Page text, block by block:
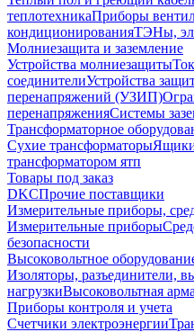
теплотехникаПриборы
кондиционированияТЭНы,
Молниезащита и заземление
Устройства молниезащиты
соединителиУстройства
перенапряжений (УЗИП)
перенапряженияСистемы
Трансформаторное
Сухие трансформаторы
трансформатором ятп
Товары под заказ
DKCПрочие поставщики
Измерительные приборы,
Измерительные приборы
безопасности
Высоковольтное
Изоляторы, разъединители,
нагрузкиВысоковольтная
Приборы контроля и учета
Счетчики электроэнергии